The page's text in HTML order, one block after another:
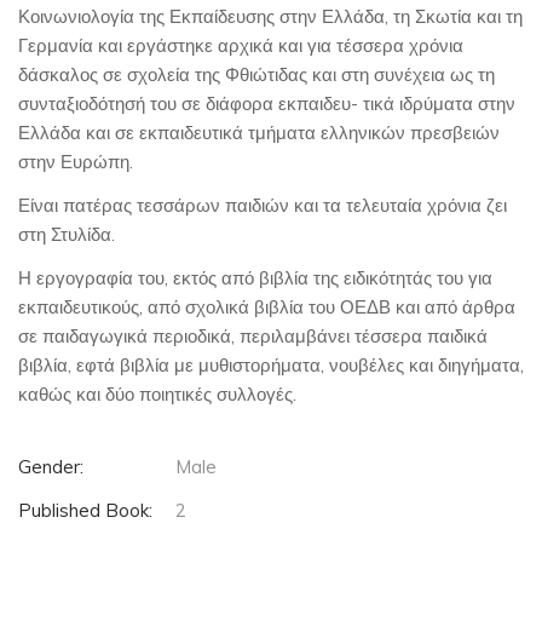
Κοινωνιολογία της Εκπαίδευσης στην Ελλάδα, τη Σκωτία και τη
Γερμανία και εργάστηκε αρχικά και για τέσσερα χρόνια
δάσκαλος σε σχολεία της Φθιώτιδας και στη συνέχεια ως τη
συνταξιοδότησή του σε διάφορα εκπαιδευ- τικά ιδρύματα στην
Ελλάδα και σε εκπαιδευτικά τμήματα ελληνικών πρεσβειών
στην Ευρώπη.
Είναι πατέρας τεσσάρων παιδιών και τα τελευταία χρόνια ζει
στη Στυλίδα.
Η εργογραφία του, εκτός από βιβλία της ειδικότητάς του για
εκπαιδευτικούς, από σχολικά βιβλία του ΟΕΔΒ και από άρθρα
σε παιδαγωγικά περιοδικά, περιλαμβάνει τέσσερα παιδικά
βιβλία, εφτά βιβλία με μυθιστορήματα, νουβέλες και διηγήματα,
καθώς και δύο ποιητικές συλλογές.
Gender:
Male
Published Book:
2